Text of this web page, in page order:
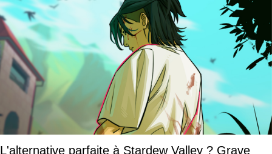
L'alternative parfaite à Stardew Valley ? Grave